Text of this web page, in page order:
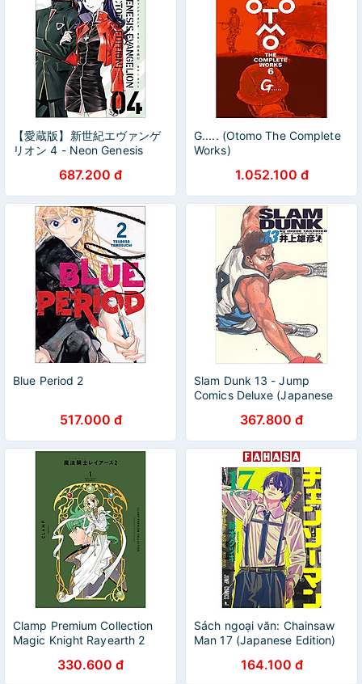
【愛蔵版】新世紀エヴァンゲ
リオン 4 - Neon Genesis
687.200 đ
G..... (Otomo The Complete
Works)
1.052.100 đ
Blue Period 2
517.000 đ
Slam Dunk 13 - Jump
Comics Deluxe (Japanese
367.800 đ
Clamp Premium Collection
Magic Knight Rayearth 2
330.600 đ
Sách ngoại văn: Chainsaw
Man 17 (Japanese Edition)
164.100 đ